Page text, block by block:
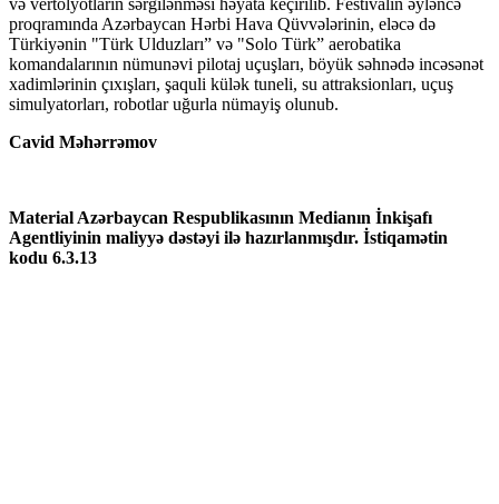
proqramında Azərbaycan Hərbi Hava Qüvvələrinin, eləcə də
Türkiyənin "Türk Ulduzları” və "Solo Türk” aerobatika
komandalarının nümunəvi pilotaj uçuşları, böyük səhnədə incəsənət
xadimlərinin çıxışları, şaquli külək tuneli, su attraksionları, uçuş
simulyatorları, robotlar uğurla nümayiş olunub.
Cavid Məhərrəmov
Material Azərbaycan Respublikasının Medianın İnkişafı
Agentliyinin maliyyə dəstəyi ilə hazırlanmışdır. İstiqamətin
kodu 6.3.13